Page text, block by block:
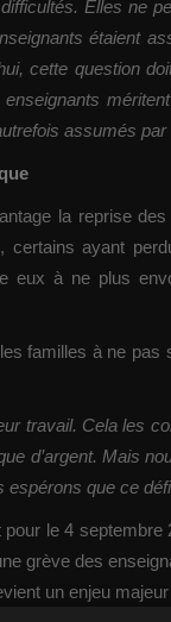
Elles ne
étaient
cette question
assumés
la reprise
certains ayant
eux à ne plus
familles à ne pas
travail. Cela les
d’argent. Mais
espérons que ce
le 4 septembre
grève des
un enjeu